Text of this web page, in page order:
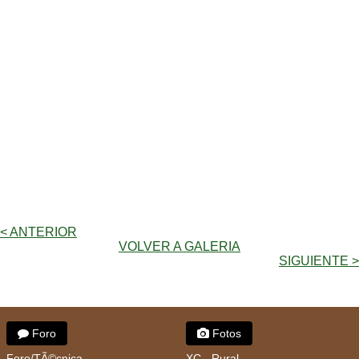
< ANTERIOR
VOLVER A GALERIA
SIGUIENTE >
Foro
Fotos